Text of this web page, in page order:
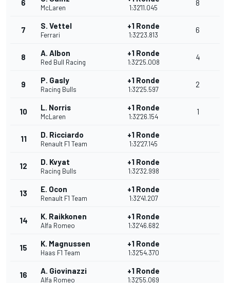
6
McLaren 1:32'11.045
8
7 S. Vettel
Ferrari
+1 Ronde
1:32'23.813
6
8 A. Albon
Red Bull Racing
+1 Ronde
1:32'25.008
4
9 P. Gasly
Racing Bulls
+1 Ronde
1:32'25.597
2
10 L. Norris
McLaren
+1 Ronde
1:32'26.154
1
11 D. Ricciardo
Renault F1 Team
+1 Ronde
1:32'27.145
12 D. Kvyat
Racing Bulls
+1 Ronde
1:32'32.998
13 E. Ocon
Renault F1 Team
+1 Ronde
1:32'41.207
14 K. Raikkonen
Alfa Romeo
+1 Ronde
1:32'46.682
15 K. Magnussen
Haas F1 Team
+1 Ronde
1:32'54.370
16 A. Giovinazzi
Alfa Romeo
+1 Ronde
1:32'55.069